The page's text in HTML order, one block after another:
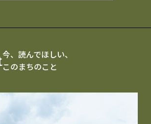
今、読んでほしい、
このまちのこと